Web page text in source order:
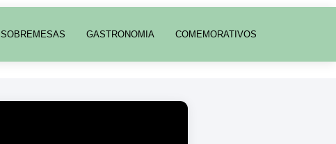
SOBREMESAS GASTRONOMIA COMEMORATIVOS